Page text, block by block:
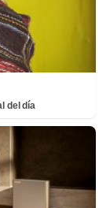
del día